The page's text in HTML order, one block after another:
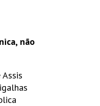
não